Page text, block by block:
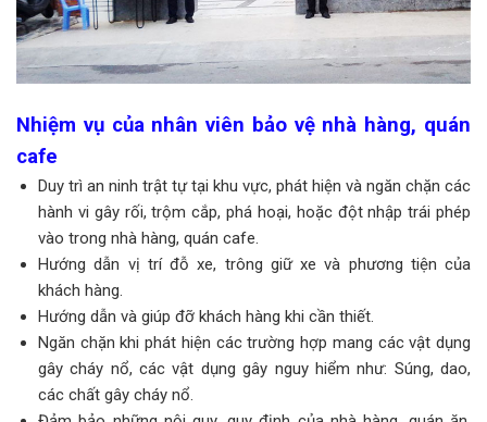
Nhiệm vụ của nhân viên bảo vệ nhà hàng, quán
cafe
Duy trì an ninh trật tự tại khu vực, phát hiện và ngăn chặn các
hành vi gây rối, trộm cắp, phá hoại, hoặc đột nhập trái phép
vào trong nhà hàng, quán cafe.
Hướng dẫn vị trí đỗ xe, trông giữ xe và phương tiện của
khách hàng.
Hướng dẫn và giúp đỡ khách hàng khi cần thiết.
Ngăn chặn khi phát hiện các trường hợp mang các vật dụng
gây cháy nổ, các vật dụng gây nguy hiểm như: Súng, dao,
các chất gây cháy nổ.